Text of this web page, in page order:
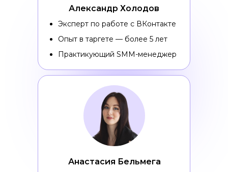
Александр Холодов
Эксперт по работе с ВКонтакте
Опыт в таргете — более 5 лет
Практикующий SMM-менеджер
Анастасия Бельмега